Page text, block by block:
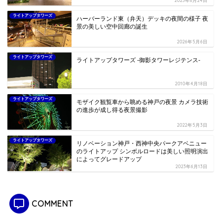
ライトアップタワーズ
ハーバーランド東（弁天）デッキの夜間の様子 夜
景の美しい空中回廊の誕生
2026年5月6日
ライトアップタワーズ ライトアップタワーズ -御影タワーレジテンス-
2010年4月18日
ライトアップタワーズ
モザイク観覧車から眺める神戸の夜景 カメラ技術
の進歩が成し得る夜景撮影
2022年5月3日
ライトアップタワーズ
リノベーション神戸・西神中央パークアベニュー
のライトアップ シンボルロードは美しい照明演出
によってグレードアップ
2023年6月13日
COMMENT